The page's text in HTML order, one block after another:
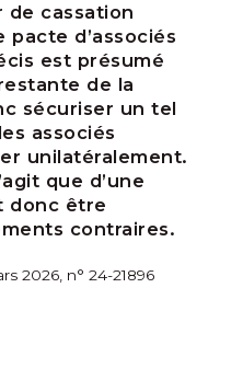
de cassation
d’associés
est présumé
de la
sécuriser un tel
associés
unilatéralement.
que d’une
donc être
contraires.
2026, n° 24-21896